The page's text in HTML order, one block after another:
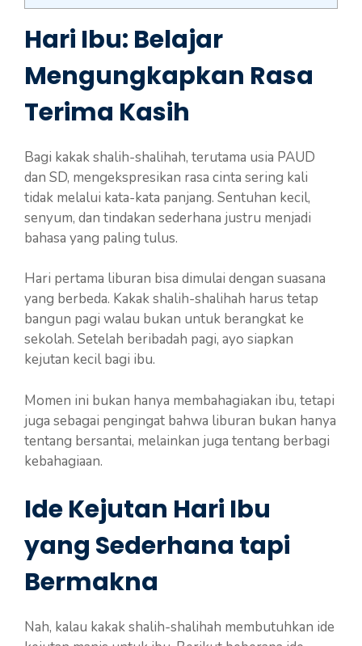
Hari Ibu: Belajar
Mengungkapkan Rasa
Terima Kasih
Bagi kakak shalih-shalihah, terutama usia PAUD
dan SD, mengekspresikan rasa cinta sering kali
tidak melalui kata-kata panjang. Sentuhan kecil,
senyum, dan tindakan sederhana justru menjadi
bahasa yang paling tulus.
Hari pertama liburan bisa dimulai dengan suasana
yang berbeda. Kakak shalih-shalihah harus tetap
bangun pagi walau bukan untuk berangkat ke
sekolah. Setelah beribadah pagi, ayo siapkan
kejutan kecil bagi ibu.
Momen ini bukan hanya membahagiakan ibu, tetapi
juga sebagai pengingat bahwa liburan bukan hanya
tentang bersantai, melainkan juga tentang berbagi
kebahagiaan.
Ide Kejutan Hari Ibu
yang Sederhana tapi
Bermakna
Nah, kalau kakak shalih-shalihah membutuhkan ide